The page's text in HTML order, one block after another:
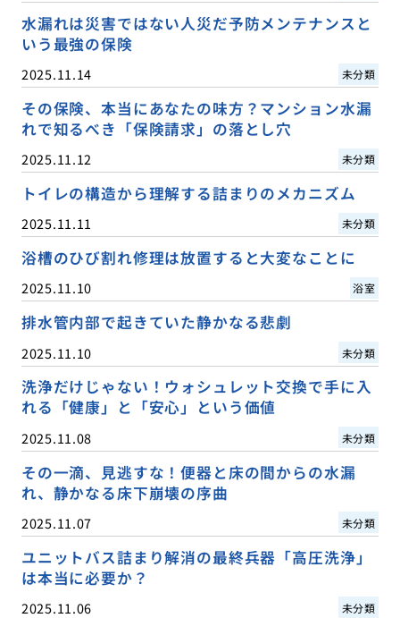
水漏れは災害ではない人災だ予防メンテナンスと
いう最強の保険
2025.11.14 未分類
その保険、本当にあなたの味方？マンション水漏
れで知るべき「保険請求」の落とし穴
2025.11.12 未分類
トイレの構造から理解する詰まりのメカニズム
2025.11.11 未分類
浴槽のひび割れ修理は放置すると大変なことに
2025.11.10 浴室
排水管内部で起きていた静かなる悲劇
2025.11.10 未分類
洗浄だけじゃない！ウォシュレット交換で手に入
れる「健康」と「安心」という価値
2025.11.08 未分類
その一滴、見逃すな！便器と床の間からの水漏
れ、静かなる床下崩壊の序曲
2025.11.07 未分類
ユニットバス詰まり解消の最終兵器「高圧洗浄」
は本当に必要か？
2025.11.06 未分類